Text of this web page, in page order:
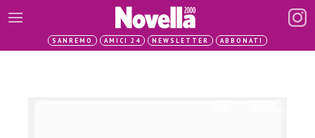
SANREMO AMICI 24 NEWSLETTER ABBONATI